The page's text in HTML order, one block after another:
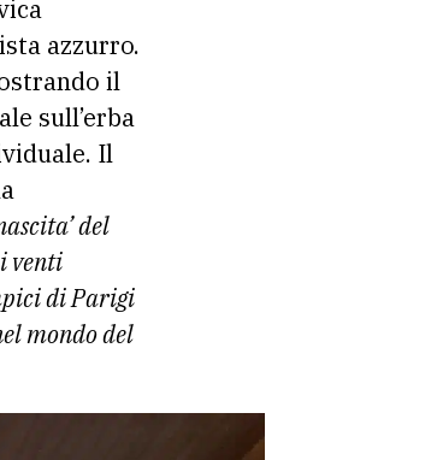
azzurro.
il
sull’erba
Il
del
venti
di Parigi
mondo del